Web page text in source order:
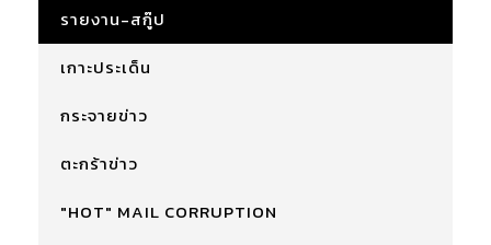
รายงาน-สกู๊ป
เกาะประเด็น
กระจายข่าว
ตะกร้าข่าว
"HOT" MAIL CORRUPTION